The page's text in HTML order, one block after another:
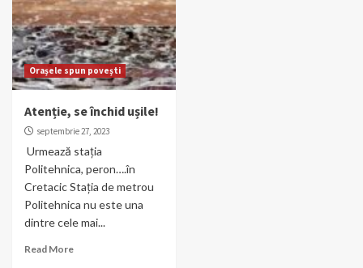
Orașele spun povești
Atenție, se închid ușile!
septembrie 27, 2023
Urmează stația
Politehnica, peron….în
Cretacic Stația de metrou
Politehnica nu este una
dintre cele mai...
Read More